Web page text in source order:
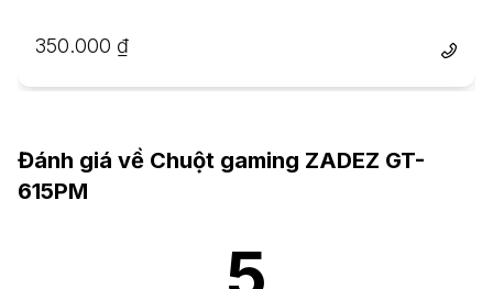
350.000 ₫
Đánh giá về Chuột gaming ZADEZ GT-
615PM